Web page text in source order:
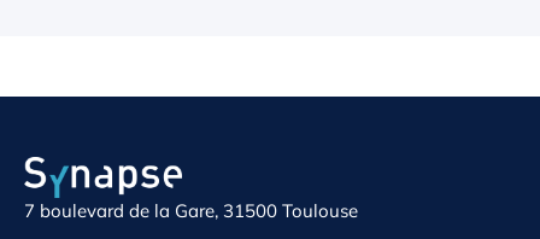
7 boulevard de la Gare, 31500 Toulouse